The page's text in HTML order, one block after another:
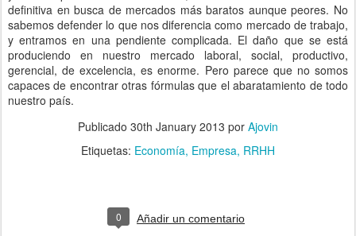
definitiva en busca de mercados más baratos aunque peores. No
sabemos defender lo que nos diferencia como mercado de trabajo,
y entramos en una pendiente complicada. El daño que se está
produciendo en nuestro mercado laboral, social, productivo,
gerencial, de excelencia, es enorme. Pero parece que no somos
capaces de encontrar otras fórmulas que el abaratamiento de todo
nuestro país.
Publicado 30th January 2013 por Ajovin
Etiquetas: Economía Empresa RRHH
0 Añadir un comentario